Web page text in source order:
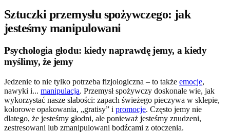
Sztuczki przemysłu spożywczego: jak
jesteśmy manipulowani
Psychologia głodu: kiedy naprawdę jemy, a kiedy
myślimy, że jemy
Jedzenie to nie tylko potrzeba fizjologiczna – to także emocje,
nawyki i... manipulacja. Przemysł spożywczy doskonale wie, jak
wykorzystać nasze słabości: zapach świeżego pieczywa w sklepie,
kolorowe opakowania, „gratisy” i promocje. Często jemy nie
dlatego, że jesteśmy głodni, ale ponieważ jesteśmy znudzeni,
zestresowani lub zmanipulowani bodźcami z otoczenia.